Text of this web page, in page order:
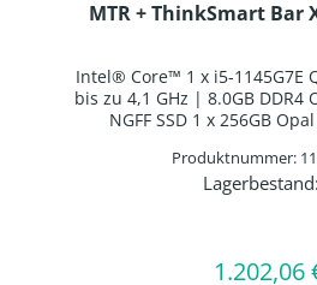
MTR + ThinkSmart Bar
Intel® Core™ 1 x i5-1145G7E
bis zu 4,1 GHz | 8.0GB DDR4
NGFF SSD 1 x 256GB
Touch | Intel® Iris® Xe
WLAN: Intel Wi-Fi AX201
Produktnummer:
Lagerbestand:
Regulärer
1.202,06
Produkt Anzahl:
In den